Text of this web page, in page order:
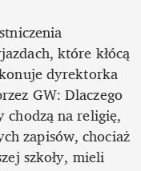
które kłócą
dyrektorka
GW: Dlaczego
chodzą na religię,
zapisów, chociaż
szkoły, mieli